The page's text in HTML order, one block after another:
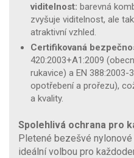
viditelnost: barevná
zvyšuje viditelnost, ale
atraktivní vzhled.
Certifikovaná
420:2003+A1:2009
rukavice) a EN
opotřebení a prořezu),
a kvality.
Spolehlivá ochrana pro
Pletené bezešvé nylonové
ideální volbou pro